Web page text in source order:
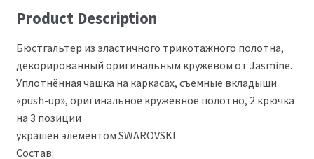
Product Description
Бюстгальтер из эластичного трикотажного полотна,
декорированный оригинальным кружевом от Jasmine.
Уплотнённая чашка на каркасах, съемные вкладыши
«push-up», оригинальное кружевное полотно, 2 крючка
на 3 позиции
украшен элементом SWAROVSKI
Состав: